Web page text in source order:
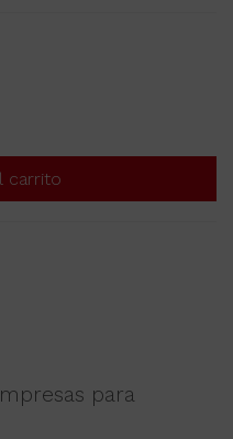
carrito
para